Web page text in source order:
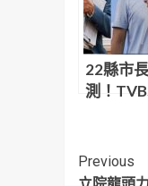
22縣市
測！
Previous